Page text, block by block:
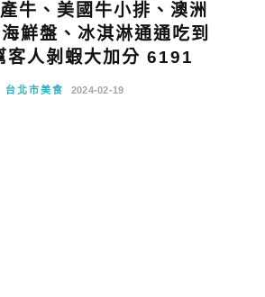
牛、美國牛小排、澳洲
鮮盤、冰淇淋通通吃到
客人剝蝦大加分 6191
台北市美食 2024-02-19